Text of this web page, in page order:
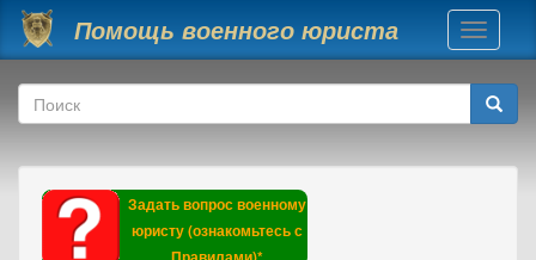
Перейти к основному содержанию
Помощь военного юриста
Toggle
Форма поиска
Поиск
Задать вопрос военному
юристу (ознакомьтесь с